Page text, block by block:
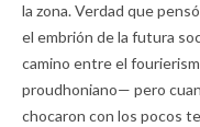
la zona. Verdad que
el embrión de la futura
camino entre el
proudhoniano— pero
chocaron con los pocos